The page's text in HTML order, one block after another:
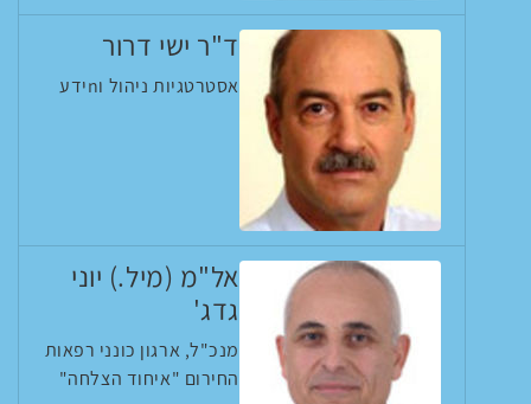
ד"ר ישי דרור
אסטרטגיות ניהול וnידע
אל"מ (מיל.) יוני
גדג'
מנכ"ל, ארגון כונני רפאות
החירום "איחוד הצלחה"